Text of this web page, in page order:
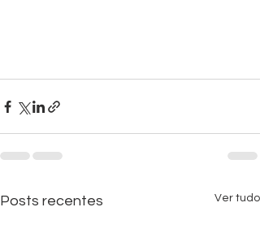
Posts recentes Ver tudo